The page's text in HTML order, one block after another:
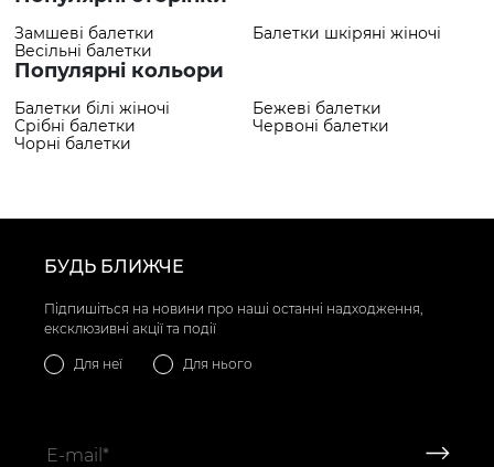
Замшеві балетки
Балетки шкіряні жіночі
Весільні балетки
Популярні кольори
Балетки білі жіночі
Бежеві балетки
Срібні балетки
Червоні балетки
Чорні балетки
БУДЬ БЛИЖЧЕ
Підпишіться на новини про наші останні надходження,
ексклюзивні акції та події
Для неї Для нього